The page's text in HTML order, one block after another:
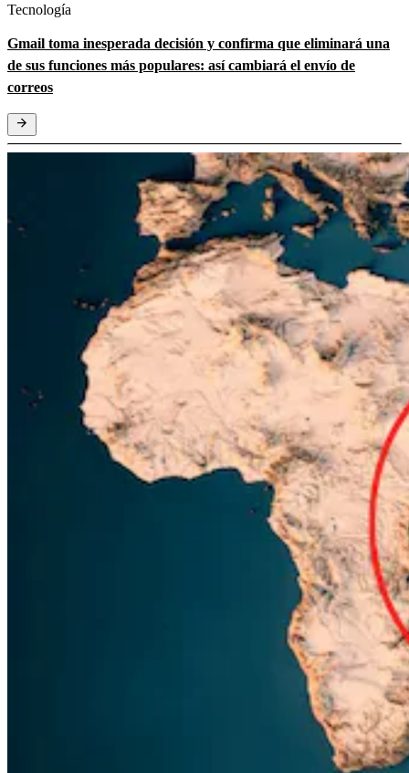
Tecnología
Gmail toma inesperada decisión y confirma que eliminará una
de sus funciones más populares: así cambiará el envío de
correos